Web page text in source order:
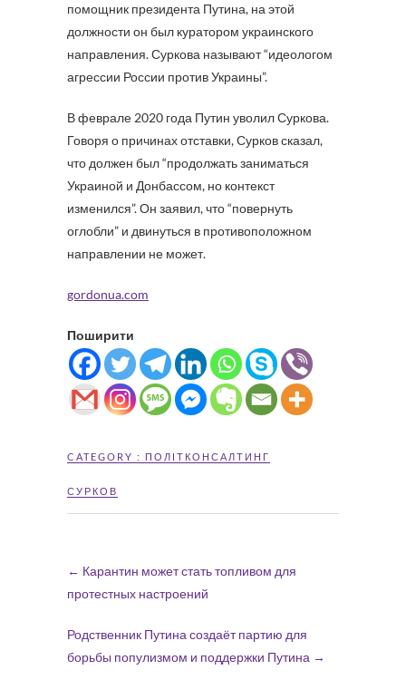
помощник президента Путина, на этой
должности он был куратором украинского
направления. Суркова называют “идеологом
агрессии России против Украины”.
В феврале 2020 года Путин уволил Суркова.
Говоря о причинах отставки, Сурков сказал,
что должен был “продолжать заниматься
Украиной и Донбассом, но контекст
изменился”. Он заявил, что “повернуть
оглобли” и двинуться в противоположном
направлении не может.
gordonua.com
Поширити
CATEGORY : ПОЛІТКОНСАЛТИНГ
СУРКОВ
← Карантин может стать топливом для
протестных настроений
Родственник Путина создаёт партию для
борьбы популизмом и поддержки Путина →